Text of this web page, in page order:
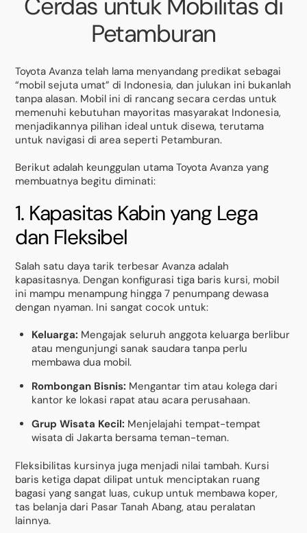
Petamburan
Toyota Avanza telah lama menyandang predikat sebagai
“mobil sejuta umat” di Indonesia, dan julukan ini bukanlah
tanpa alasan. Mobil ini di rancang secara cerdas untuk
memenuhi kebutuhan mayoritas masyarakat Indonesia,
menjadikannya pilihan ideal untuk disewa, terutama
untuk navigasi di area seperti Petamburan.
Berikut adalah keunggulan utama Toyota Avanza yang
membuatnya begitu diminati:
1. Kapasitas Kabin yang Lega
dan Fleksibel
Salah satu daya tarik terbesar Avanza adalah
kapasitasnya. Dengan konfigurasi tiga baris kursi, mobil
ini mampu menampung hingga 7 penumpang dewasa
dengan nyaman. Ini sangat cocok untuk:
Keluarga: Mengajak seluruh anggota keluarga berlibur
atau mengunjungi sanak saudara tanpa perlu
membawa dua mobil.
Rombongan Bisnis: Mengantar tim atau kolega dari
kantor ke lokasi rapat atau acara perusahaan.
Grup Wisata Kecil: Menjelajahi tempat-tempat
wisata di Jakarta bersama teman-teman.
Fleksibilitas kursinya juga menjadi nilai tambah. Kursi
baris ketiga dapat dilipat untuk menciptakan ruang
bagasi yang sangat luas, cukup untuk membawa koper,
tas belanja dari Pasar Tanah Abang, atau peralatan
lainnya.